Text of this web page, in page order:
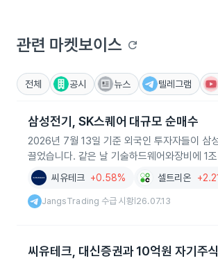
관련 마켓보이스 refresh
전체 공시 뉴스 텔레그램
삼성전기, SK스퀘어 대규모 순매수
2026년 7월 13일 기준 외국인 투자자들이 삼
끌었습니다. 같은 날 기술하드웨어와장비에 1
씨유테크 +0.58% 셀트리온
JangsTrading 수급 시황 26.07.13
씨유테크, 대신증권과 10억원 자기주